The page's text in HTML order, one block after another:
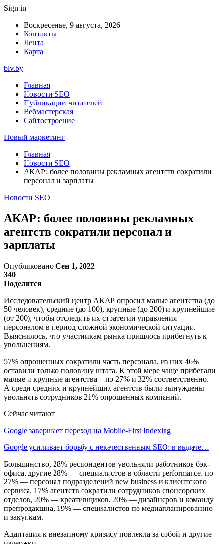
Sign in
Воскресенье, 9 августа, 2026
Контакты
Лента
Карта
blv.by
Главная
Новости SEO
Публикации читателей
Вебмастерская
Сайтостроение
Новый маркетинг
Главная
Новости SEO
АКАР: более половины рекламных агентств сократили
персонал и зарплаты
Новости SEO
АКАР: более половины рекламных
агентств сократили персонал и
зарплаты
Опубликовано Сен 1, 2022
340
Поделится
Исследовательский центр АКАР опросил малые агентства (до
50 человек), средние (до 100), крупные (до 200) и крупнейшие
(от 200), чтобы отследить их стратегии управления
персоналом в период сложной экономической ситуации.
Выяснилось, что участникам рынка пришлось прибегнуть к
увольнениям.
57% опрошенных сократили часть персонала, из них 46%
оставили только половину штата. К этой мере чаще прибегали
малые и крупные агентства – по 27% и 32% соответственно.
А среди средних и крупнейших агентств были вынуждены
увольнять сотрудников 21% опрошенных компаний.
Сейчас читают
Google завершает переход на Mobile-First Indexing
Google усиливает борьбу с некачественным SEO: в выдаче…
Большинство, 28% респондентов увольняли работников бэк-
офиса, другие 28% — специалистов в области performance, по
27% — персонал подразделений new business и клиентского
сервиса. 17% агентств сократили сотрудников спонсорских
отделов, 20% — креативщиков, 20% — дизайнеров и команду
препродакшна, 19% — специалистов по медиапланированию
и закупкам.
Адаптация к внезапному кризису повлекла за собой и другие